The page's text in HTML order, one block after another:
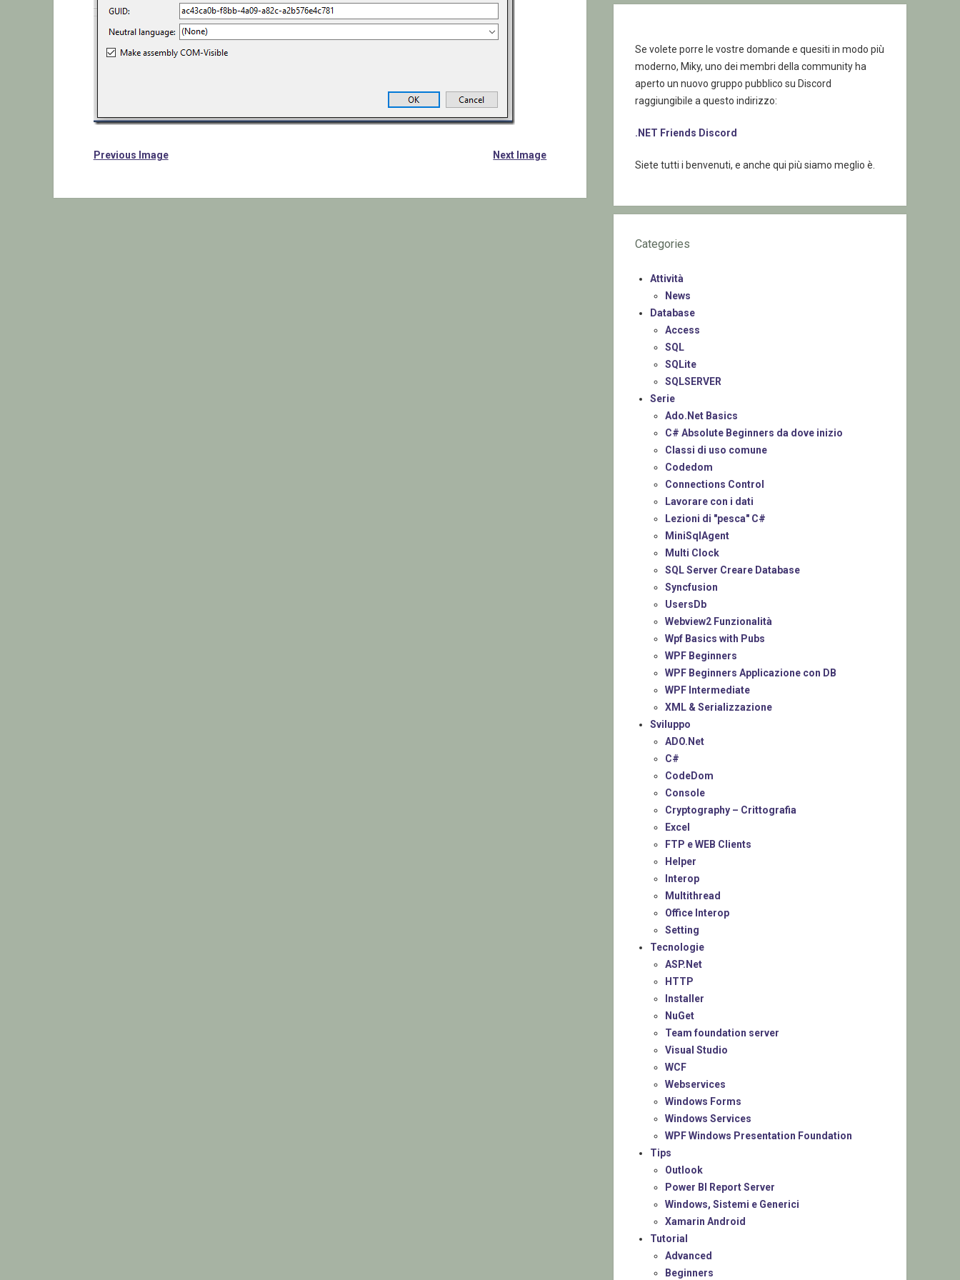
Previous Image Next Image
Se volete porre le vostre domande e quesiti in modo più
moderno, Miky, uno dei membri della community ha
aperto un nuovo gruppo pubblico su Discord
raggiungibile a questo indirizzo:
.NET Friends Discord
Siete tutti i benvenuti, e anche qui più siamo meglio è.
Categories
Attività
News
Database
Access
SQL
SQLite
SQLSERVER
Serie
Ado.Net Basics
C# Absolute Beginners da dove inizio
Classi di uso comune
Codedom
Connections Control
Lavorare con i dati
Lezioni di "pesca" C#
MiniSqlAgent
Multi Clock
SQL Server Creare Database
Syncfusion
UsersDb
Webview2 Funzionalità
Wpf Basics with Pubs
WPF Beginners
WPF Beginners Applicazione con DB
WPF Intermediate
XML & Serializzazione
Sviluppo
ADO.Net
C#
CodeDom
Console
Cryptography – Crittografia
Excel
FTP e WEB Clients
Helper
Interop
Multithread
Office Interop
Setting
Tecnologie
ASP.Net
HTTP
Installer
NuGet
Team foundation server
Visual Studio
WCF
Webservices
Windows Forms
Windows Services
WPF Windows Presentation Foundation
Tips
Outlook
Power BI Report Server
Windows, Sistemi e Generici
Xamarin Android
Tutorial
Advanced
Beginners